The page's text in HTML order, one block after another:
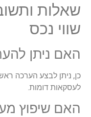
שאלות
שווי נכס
האם ניתן
כן, ניתן לבצע הערכה
לעסקאות דומות.
האם שיפוץ